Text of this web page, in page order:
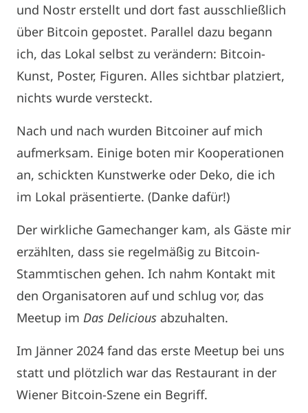
und Nostr erstellt und dort fast ausschließlich
über Bitcoin gepostet. Parallel dazu begann
ich, das Lokal selbst zu verändern: Bitcoin-
Kunst, Poster, Figuren. Alles sichtbar platziert,
nichts wurde versteckt.
Nach und nach wurden Bitcoiner auf mich
aufmerksam. Einige boten mir Kooperationen
an, schickten Kunstwerke oder Deko, die ich
im Lokal präsentierte. (Danke dafür!)
Der wirkliche Gamechanger kam, als Gäste mir
erzählten, dass sie regelmäßig zu Bitcoin-
Stammtischen gehen. Ich nahm Kontakt mit
den Organisatoren auf und schlug vor, das
Meetup im Das Delicious abzuhalten.
Im Jänner 2024 fand das erste Meetup bei uns
statt und plötzlich war das Restaurant in der
Wiener Bitcoin-Szene ein Begriff.